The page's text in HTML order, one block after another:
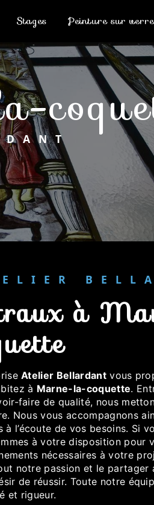
Stages Peinture sur
Atelier Bellardantvous
à Marne-la-coquette.
faire de qualité, nous
Nous vous accompagnons
à l’écoute de vos besoins. Si
à votre disposition pour
nécessaires à votre
notre passion et le partager
de réussir. Toute notre
et rigueur.